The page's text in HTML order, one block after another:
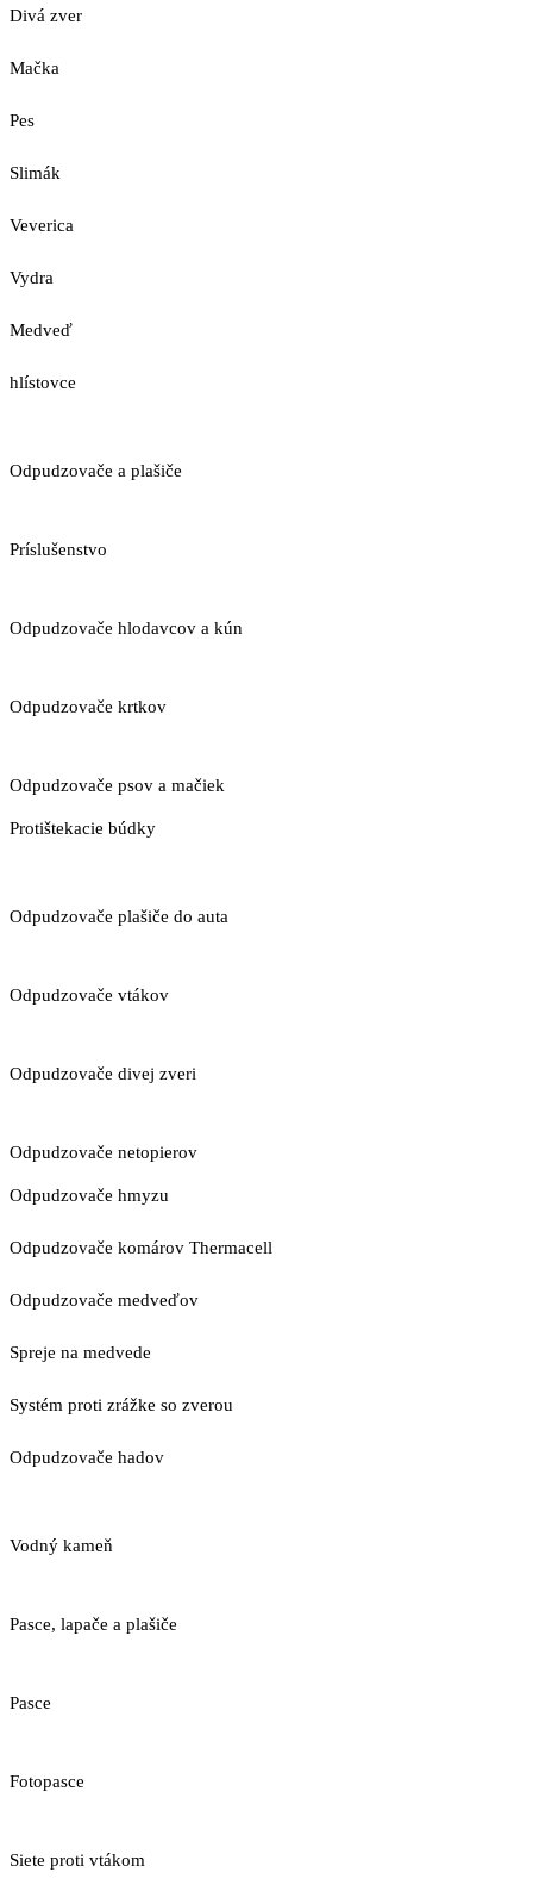
Divá zver
Mačka
Pes
Slimák
Veverica
Vydra
Medveď
hlístovce
Odpudzovače a plašiče
Príslušenstvo
Odpudzovače hlodavcov a kún
Odpudzovače krtkov
Odpudzovače psov a mačiek
Protištekacie búdky
Odpudzovače plašiče do auta
Odpudzovače vtákov
Odpudzovače divej zveri
Odpudzovače netopierov
Odpudzovače hmyzu
Odpudzovače komárov Thermacell
Odpudzovače medveďov
Spreje na medvede
Systém proti zrážke so zverou
Odpudzovače hadov
Vodný kameň
Pasce, lapače a plašiče
Pasce
Fotopasce
Siete proti vtákom